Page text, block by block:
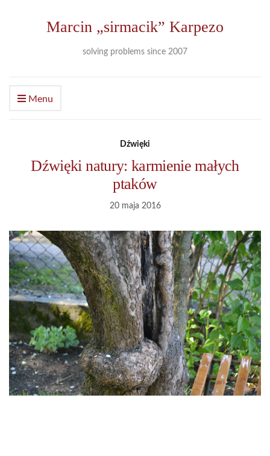
Marcin „sirmacik” Karpezo
solving problems since 2007
Menu
Dźwięki
Dźwięki natury: karmienie małych
ptaków
20 maja 2016